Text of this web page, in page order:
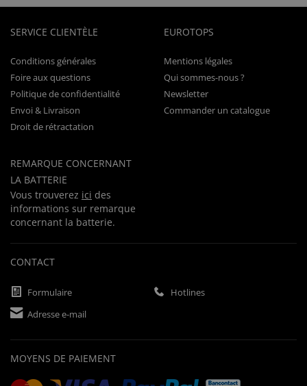
SERVICE CLIENTÈLE
Conditions générales
Foire aux questions
Politique de confidentialité
Envoi & Livraison
Droit de rétractation
REMARQUE CONCERNANT
LA BATTERIE
Vous trouverez ici des
informations sur remarque
concernant la batterie.
EUROTOPS
Mentions légales
Qui sommes-nous ?
Newsletter
Commander un catalogue
CONTACT
Formulaire
Hotlines
Adresse e-mail
MOYENS DE PAIEMENT